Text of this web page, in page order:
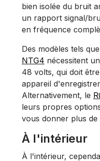
bien isolée du bruit
un rapport signal/
en fréquence
Des modèles tels
NTG4 nécessitent
48 volts, qui doit
appareil
Alternativement, le
leurs propres
vous donner plus
À l'intérieur
À l'intérieur,